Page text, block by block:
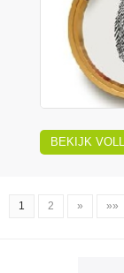
BEKIJK
1 2 » »»